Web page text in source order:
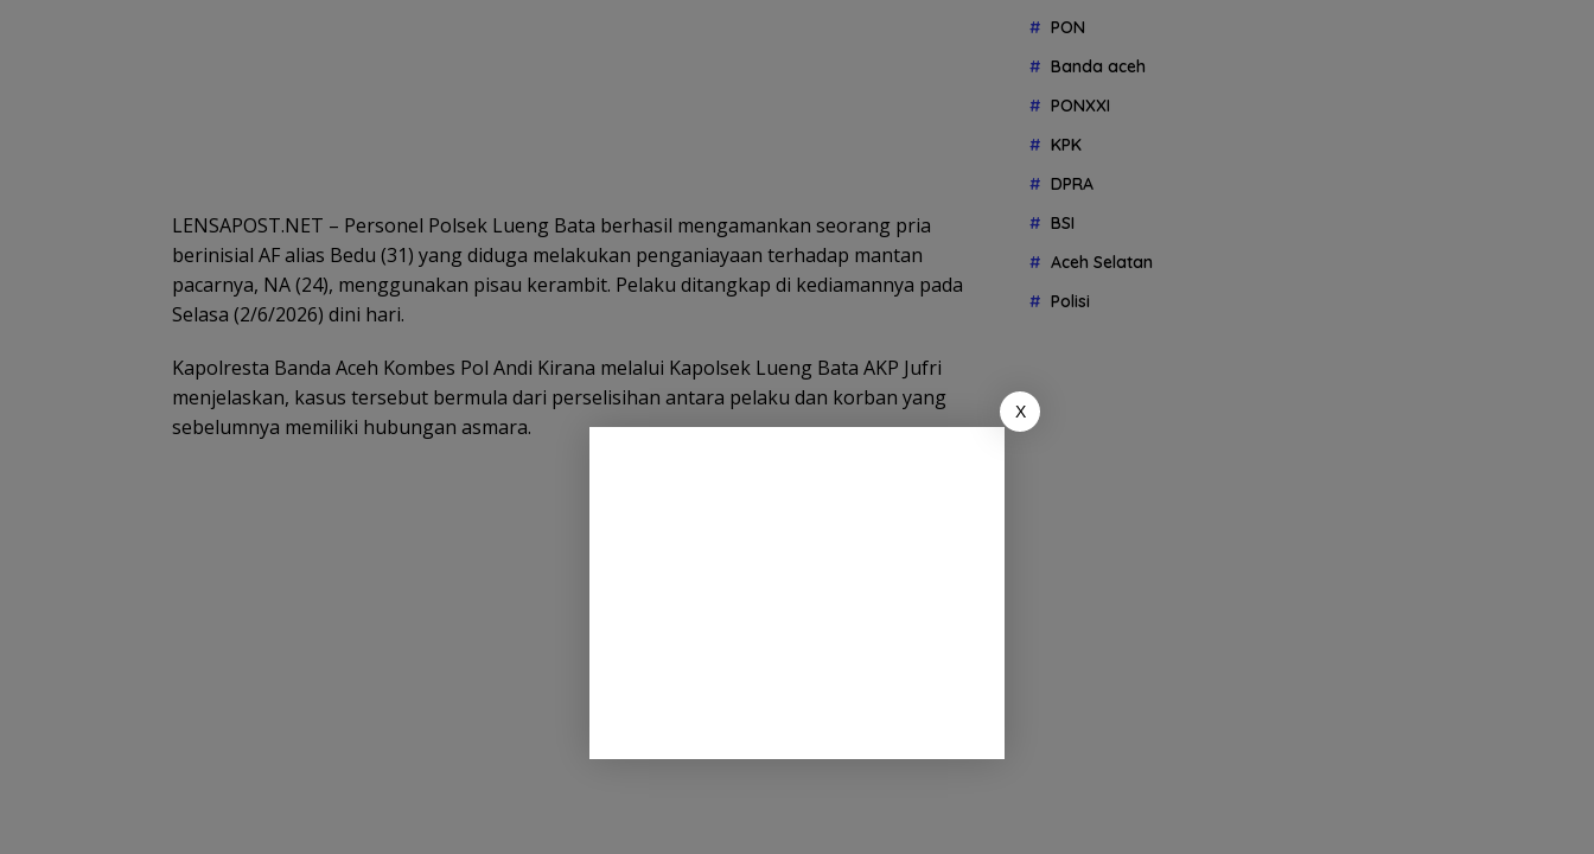
LENSAPOST.NET – Personel Polsek Lueng Bata berhasil mengamankan seorang pria
berinisial AF alias Bedu (31) yang diduga melakukan penganiayaan terhadap mantan
pacarnya, NA (24), menggunakan pisau kerambit. Pelaku ditangkap di kediamannya pada
Selasa (2/6/2026) dini hari.
Kapolresta Banda Aceh Kombes Pol Andi Kirana melalui Kapolsek Lueng Bata AKP Jufri
menjelaskan, kasus tersebut bermula dari perselisihan antara pelaku dan korban yang
sebelumnya memiliki hubungan asmara.
PON
Banda aceh
PONXXI
KPK
DPRA
BSI
Aceh Selatan
Polisi
X